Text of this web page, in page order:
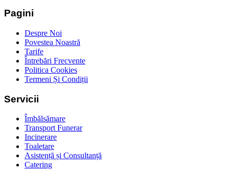
Pagini
Despre Noi
Povestea Noastră
Tarife
Întrebări Frecvente
Politica Cookies
Termeni Și Condiții
Servicii
Îmbălsămare
Transport Funerar
Incinerare
Toaletare
Asistență și Consultanță
Catering